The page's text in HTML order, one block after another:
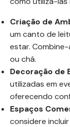
Criação de
um canto de
estar.
ou chá.
Decoração de
utilizadas em
oferecendo
Espaços
considere